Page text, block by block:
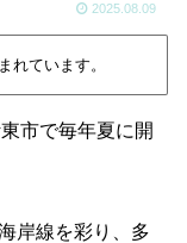
2025.08.09
れています。
市で毎年夏に開
岸線を彩り、多